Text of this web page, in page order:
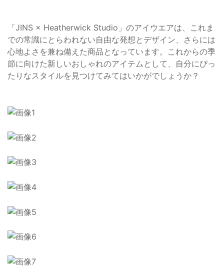
「JINS × Heatherwick Studio」のアイウエアは、これま
での常識にとらわれない自由な発想とデザイン、さらには
心地よさを兼ね備えた商品となっています。これからの季
節に向けた新しいおしゃれのアイテムとして、自分にぴっ
たりなスタイルを見つけてみてはいかがでしょうか？